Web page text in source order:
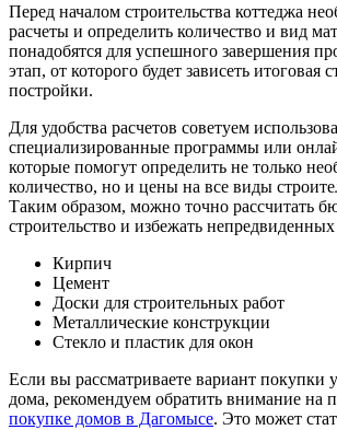
Перед началом строительства коттеджа
расчеты и определить количество и вид
понадобятся для успешного завершения
этап, от которого будет зависеть итоговая
постройки.
Для удобства расчетов советуем
специализированные программы или
которые помогут определить не только
количество, но и цены на все виды
Таким образом, можно точно рассчитать
строительство и избежать непредвиденных
Кирпич
Цемент
Доски для строительных работ
Металлические конструкции
Стекло и пластик для окон
Если вы рассматриваете вариант покупки
дома, рекомендуем обратить внимание на
покупке домов в Дагомысе. Это может